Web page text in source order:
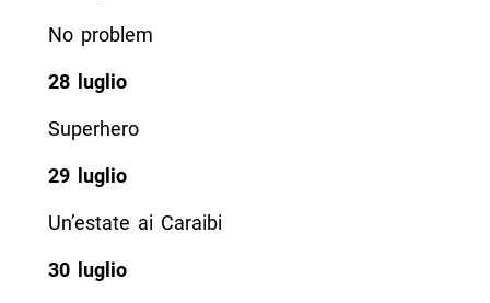
No problem
28 luglio
Superhero
29 luglio
Un’estate ai Caraibi
30 luglio